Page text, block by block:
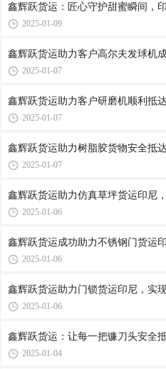
鑫辉跃货运：匠心守护甜蜜瞬间，
2025-01-09
鑫辉跃货运助力客户高尔夫发球机
2025-01-07
鑫辉跃货运助力客户研磨机顺利抵
2025-01-07
鑫辉跃货运助力树脂胶货物安全抵
2025-01-07
鑫辉跃货运助力仿真草坪货运印尼
2025-01-06
鑫辉跃货运成功助力不锈钢门货运
2025-01-06
鑫辉跃货运助力门锁货运印尼，实
2025-01-06
鑫辉跃货运：让每一把镰刀头安
2025-01-04